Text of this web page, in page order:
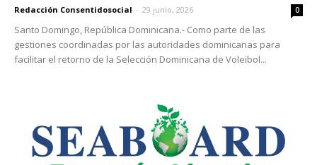
Redacción Consentidosocial - 29 junio, 2026 0
Santo Domingo, República Dominicana.- Como parte de las
gestiones coordinadas por las autoridades dominicanas para
facilitar el retorno de la Selección Dominicana de Voleibol...